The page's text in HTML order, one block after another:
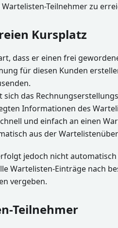
Teilnehmer zu
Kursplatz
dass er einen frei
für diesen Kunden
sich das
Informationen des
und einfach an einen
aus der
jedoch nicht
Wartelisten-Einträge nach
vergeben.
Teilnehmer